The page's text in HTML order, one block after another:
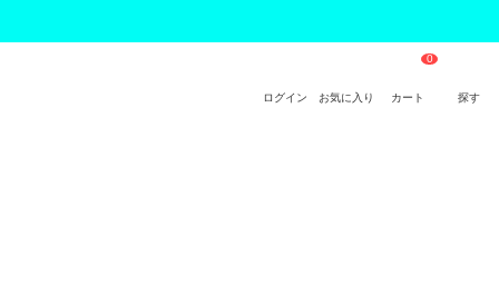
ログイン お気に入り カート 探す